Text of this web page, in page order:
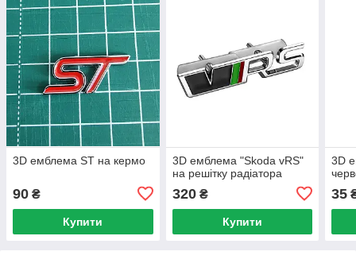
3D емблема ST на кермо
90 ₴
Купити
3D емблема "Skoda vRS"
на решітку радіатора
320₴
Купити
3D
35